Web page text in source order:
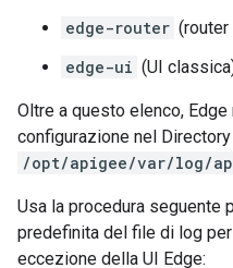
edge-router (router
edge-ui (UI
Oltre a questo elenco,
configurazione nel Directory
/opt/apigee/var/log/
Usa la procedura seguente
predefinita del file di log
eccezione della UI Edge: